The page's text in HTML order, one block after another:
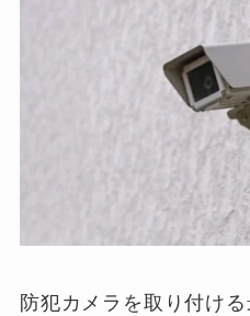
防犯カメラを取り付け